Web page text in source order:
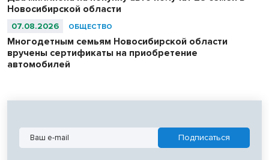
Новосибирской области
07.08.2026 ОБЩЕСТВО
Многодетным семьям Новосибирской области
вручены сертификаты на приобретение
автомобилей